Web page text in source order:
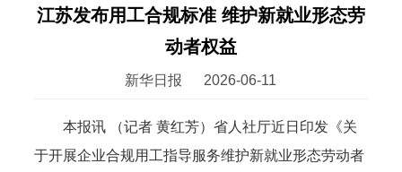
江苏发布用工合规标准 维护新就业形态劳
动者权益
新华日报 2026-06-11
本报讯 （记者 黄红芳）省人社厅近日印发《关
于开展企业合规用工指导服务维护新就业形态劳动者